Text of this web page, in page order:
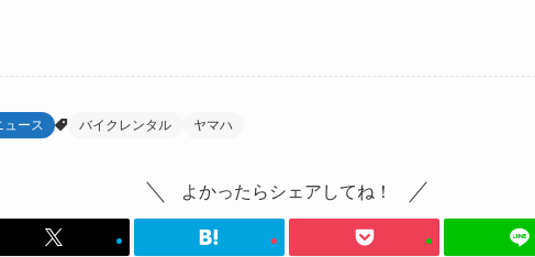
ュース バイクレンタル ヤマハ
よかったらシェアしてね！